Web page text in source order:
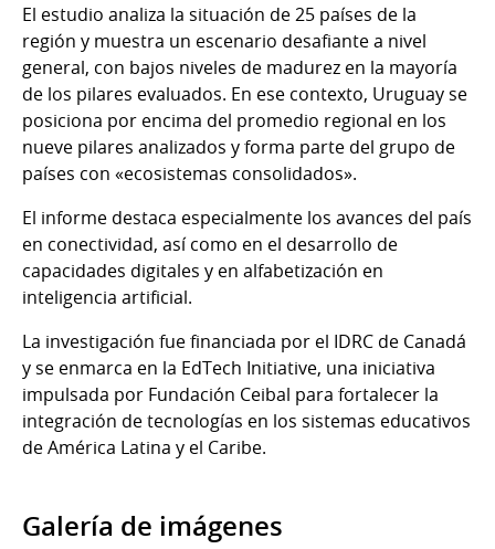
El estudio analiza la situación de 25 países de la
región y muestra un escenario desafiante a nivel
general, con bajos niveles de madurez en la mayoría
de los pilares evaluados. En ese contexto, Uruguay se
posiciona por encima del promedio regional en los
nueve pilares analizados y forma parte del grupo de
países con «ecosistemas consolidados».
El informe destaca especialmente los avances del país
en conectividad, así como en el desarrollo de
capacidades digitales y en alfabetización en
inteligencia artificial.
La investigación fue financiada por el IDRC de Canadá
y se enmarca en la EdTech Initiative, una iniciativa
impulsada por Fundación Ceibal para fortalecer la
integración de tecnologías en los sistemas educativos
de América Latina y el Caribe.
Galería de imágenes